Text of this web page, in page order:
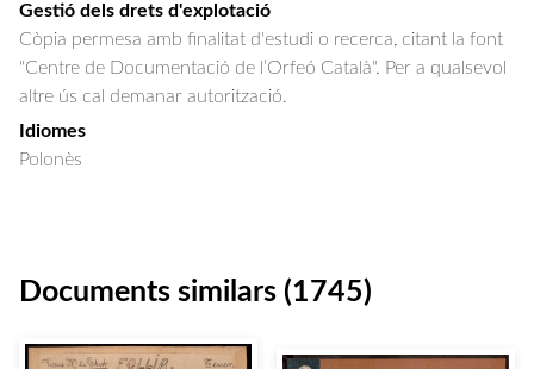
Gestió dels drets d'explotació
Còpia permesa amb finalitat d'estudi o recerca, citant la font
"Centre de Documentació de l’Orfeó Català". Per a qualsevol
altre ús cal demanar autorització.
Idiomes
Polonès
Documents similars (1745)